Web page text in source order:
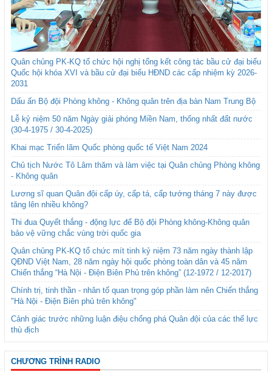
Quân chủng PK-KQ tổ chức hội nghị tổng kết công tác bầu cử đại biểu
Quốc hội khóa XVI và bầu cử đại biểu HĐND các cấp nhiệm kỳ 2026-
2031
Dấu ấn Bộ đội Phòng không - Không quân trên địa bàn Nam Trung Bộ
Lễ kỷ niệm 50 năm Ngày giải phóng Miền Nam, thống nhất đất nước
(30-4-1975 / 30-4-2025)
Khai mạc Triển lãm Quốc phòng quốc tế Việt Nam 2024
Chủ tịch Nước Tô Lâm thăm và làm việc tại Quân chủng Phòng không
- Không quân
Lương sĩ quan Quân đội cấp úy, cấp tá, cấp tướng tháng 7 này được
tăng lên nhiều không?
Thi đua Quyết thắng - động lực để Bộ đội Phòng không-Không quân
bảo vệ vững chắc vùng trời quốc gia
Quân chủng PK-KQ tổ chức mít tinh kỷ niệm 73 năm ngày thành lập
QĐND Việt Nam, 28 năm ngày hội quốc phòng toàn dân và 45 năm
Chiến thắng “Hà Nội - Điện Biên Phủ trên không” (12-1972 / 12-2017)
Chính trị, tinh thần - nhân tố quan trọng góp phần làm nên Chiến thắng
"Hà Nội - Điện Biên phủ trên không"
Cảnh giác trước những luận điệu chống phá Quân đội của các thế lực
thù địch
CHƯƠNG TRÌNH RADIO